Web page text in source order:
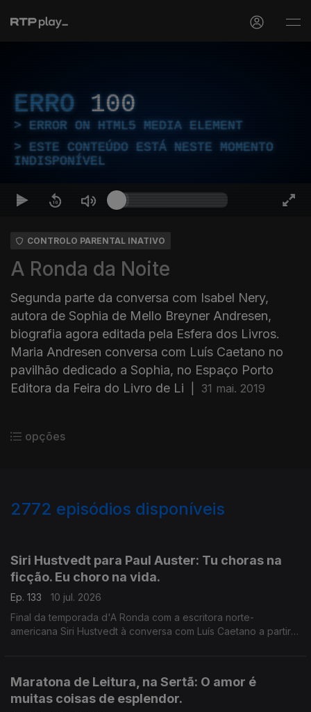
ERRO 100
ERROR ON HTML5 MEDIA ELEMENT
ESTE CONTEÚDO ESTÁ NESTE MOMENTO
INDISPONÍVEL
CONTROLO PARENTAL INATIVO
A Ronda da Noite
Segunda parte da conversa com Isabel Nery,
autora de Sophia de Mello Breyner Andresen,
biografia agora editada pela Esfera dos Livros.
Maria Andresen conversa com Luís Caetano no
pavilhão dedicado a Sophia, no Espaço Porto
Editora da Feira do Livro de Li
31 mai. 2019
opções
2772 episódios disponíveis
Siri Hustvedt para Paul Auster: Tu choras na
ficção. Eu choro na vida.
Ep. 133
10 jul. 2026
Final da temporada d'A Ronda com a escritora norte-
americana Siri Hustvedt à conversa com Luís Caetano a partir
Maratona de Leitura, na Sertã: O amor é
muitas coisas de esplendor.